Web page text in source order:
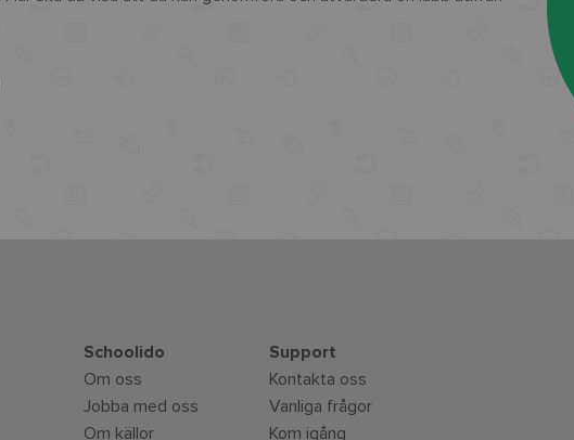
Schoolido
Om oss
Jobba med oss
Om källor
Support
Kontakta oss
Vanliga frågor
Kom igång